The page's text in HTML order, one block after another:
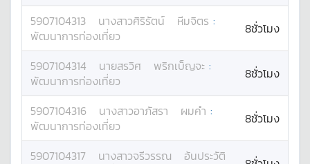
5907104313 นางสาวศิริรัตน์ หีมจิตร :
พัฒนาการท่องเที่ยว
8ชั่วโมง
5907104314 นายสรวิศ พริกเบ็ญจะ :
พัฒนาการท่องเที่ยว
8ชั่วโมง
5907104316 นางสาวอาภัสรา ผมคำ :
พัฒนาการท่องเที่ยว
8ชั่วโมง
5907104317 นางสาวจรีวรรณ
อ้นประวัติ